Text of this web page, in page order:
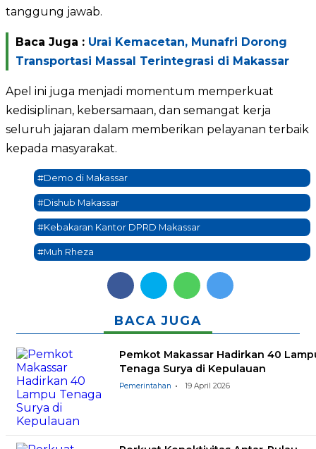
tanggung jawab.
Baca Juga : Urai Kemacetan, Munafri Dorong
Transportasi Massal Terintegrasi di Makassar
Apel ini juga menjadi momentum memperkuat
kedisiplinan, kebersamaan, dan semangat kerja
seluruh jajaran dalam memberikan pelayanan terbaik
kepada masyarakat.
#Demo di Makassar
#Dishub Makassar
#Kebakaran Kantor DPRD Makassar
#Muh Rheza
BACA JUGA
Pemkot Makassar Hadirkan 40
Tenaga Surya di Kepulauan
Pemerintahan 19 April 2026